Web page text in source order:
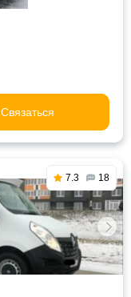
Связаться
7.3 18